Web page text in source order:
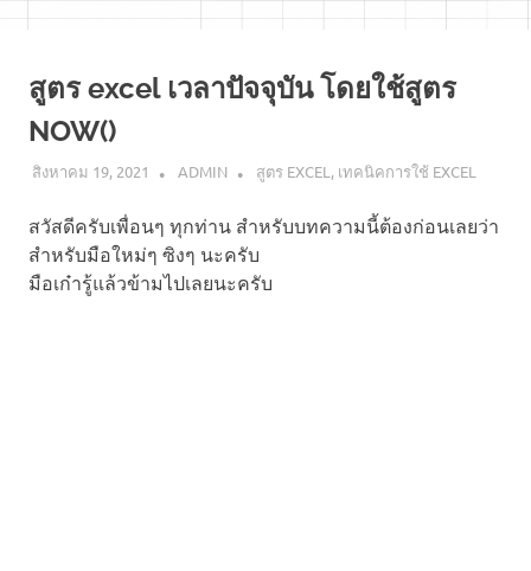
สูตร excel เวลาปัจจุบัน โดยใช้สูตร
NOW()
สิงหาคม 19, 2021 ADMIN สูตร EXCEL , เทคนิคการใช้ EXCEL
สวัสดีครับเพื่อนๆ ทุกท่าน สำหรับบทความนี้ต้องก่อนเลยว่า
สำหรับมือใหม่ๆ ซิงๆ นะครับ
มือเก๋ารู้แล้วข้ามไปเลยนะครับ